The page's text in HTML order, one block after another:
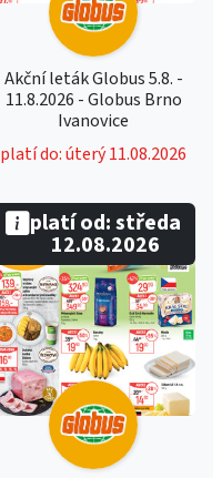
Akční leták Globus 5.8. -
11.8.2026 - Globus Brno
Ivanovice
platí do: úterý 11.08.2026
platí od: středa
12.08.2026